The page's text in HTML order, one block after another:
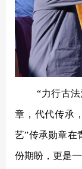
“力行古
章，代代传承，
艺”传承勋章在
份期盼，更是一